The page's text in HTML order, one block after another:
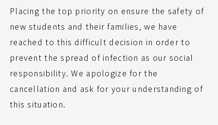
Placing the top priority on ensure the safety of
new students and their families, we have
reached to this difficult decision in order to
prevent the spread of infection as our social
responsibility. We apologize for the
cancellation and ask for your understanding of
this situation.